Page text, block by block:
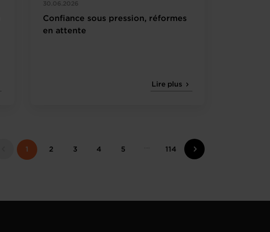
30.06.2026
Confiance sous pression, réformes
en attente
Lire plus
1 2 3 4 5 114